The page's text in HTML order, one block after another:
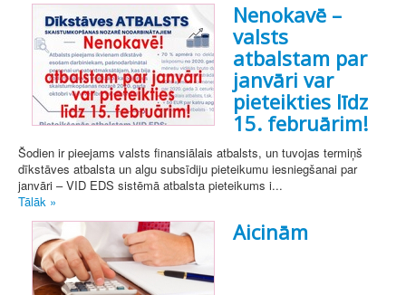
Nenokavē –
valsts
atbalstam par
janvāri var
pieteikties līdz
15. februārim!
Šodien ir pieejams valsts finansiālais atbalsts, un tuvojas termiņš
dīkstāves atbalsta un algu subsīdiju pieteikumu iesniegšanai par
janvāri – VID EDS sistēmā atbalsta pieteikums i...
Tālāk »
Aicinām